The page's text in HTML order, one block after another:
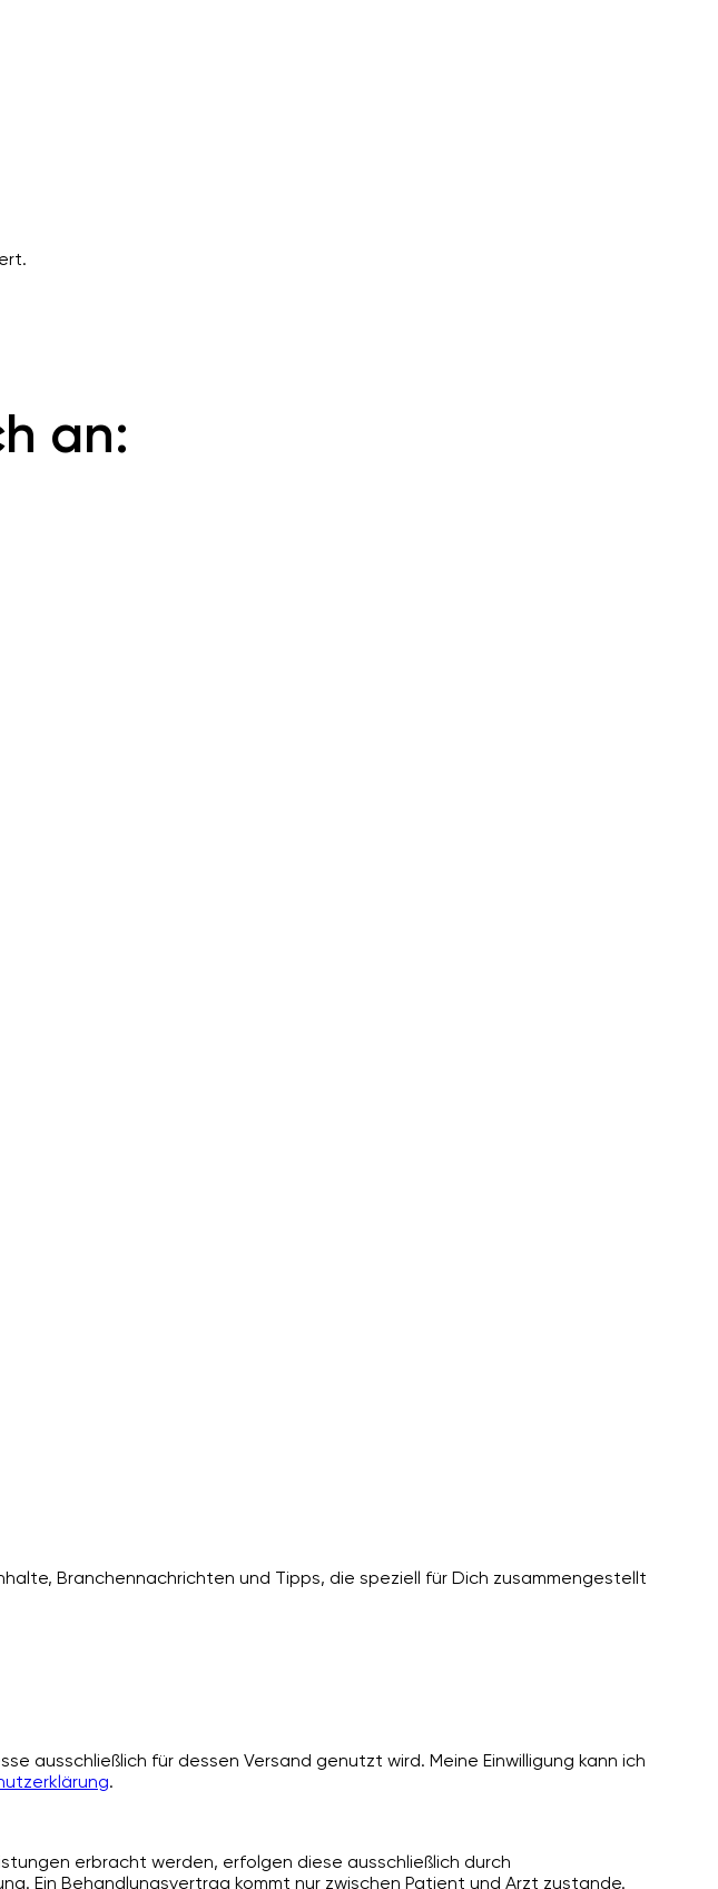
an:
Branchennachrichten und Tipps, die speziell für Dich zusammengestellt
ausschließlich für dessen Versand genutzt wird. Meine Einwilligung kann ich
.
erbracht werden, erfolgen diese ausschließlich durch
Ein Behandlungsvertrag kommt nur zwischen Patient und Arzt zustande.